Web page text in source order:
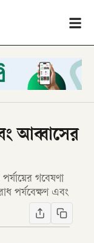
আব্বাসের
গবেষণা
পর্যবেক্ষণ এবং